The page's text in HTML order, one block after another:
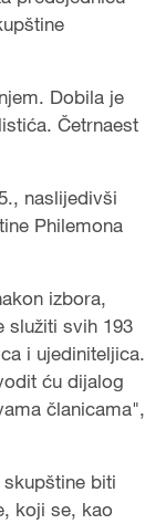
Dobila je
Četrnaest
naslijedivši
Philemona
izbora,
služiti svih 193
i ujediniteljica.
ću dijalog
članicama",
biti
koji se, kao